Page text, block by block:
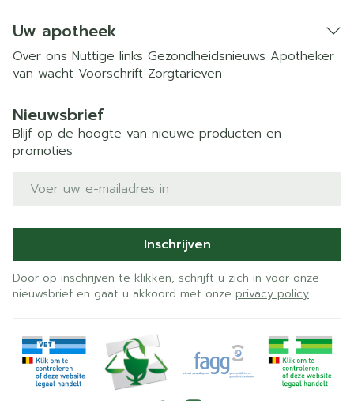
Uw apotheek
Over ons Nuttige links Gezondheidsnieuws Apotheker
van wacht Voorschrift Zorgtarieven
Nieuwsbrief
Blijf op de hoogte van nieuwe producten en
promoties
E-mail adres
Inschrijven
Door op inschrijven te klikken, schrijft u zich in voor onze
nieuwsbrief en gaat u akkoord met onze privacy policy.